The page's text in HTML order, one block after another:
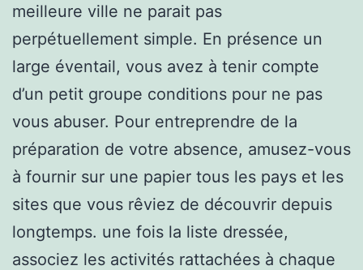
meilleure ville ne parait pas
perpétuellement simple. En présence un
large éventail, vous avez à tenir compte
d’un petit groupe conditions pour ne pas
vous abuser. Pour entreprendre de la
préparation de votre absence, amusez-vous
à fournir sur une papier tous les pays et les
sites que vous rêviez de découvrir depuis
longtemps. une fois la liste dressée,
associez les activités rattachées à chaque